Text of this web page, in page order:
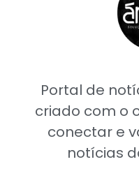
Portal de
criado com o
conectar e
notícias